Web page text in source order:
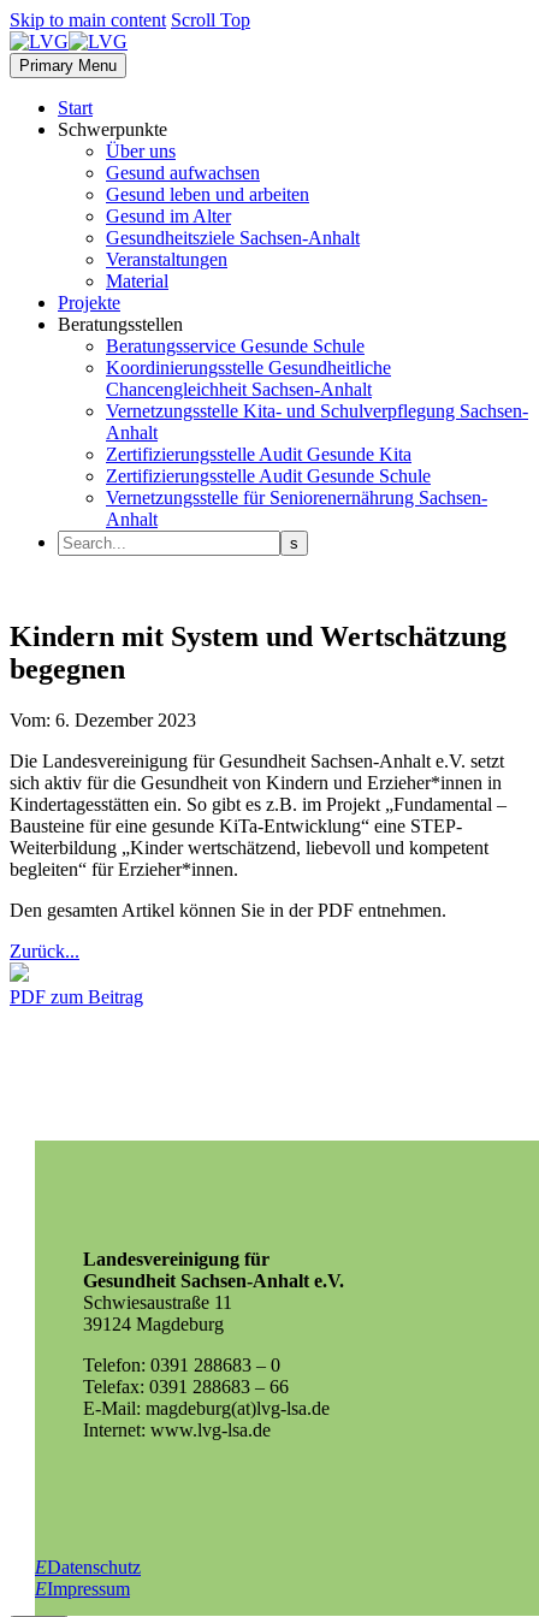
Skip to main content Scroll Top
Primary Menu
Start
Schwerpunkte
Über uns
Gesund aufwachsen
Gesund leben und arbeiten
Gesund im Alter
Gesundheitsziele Sachsen-Anhalt
Veranstaltungen
Material
Projekte
Beratungsstellen
Beratungsservice Gesunde Schule
Koordinierungsstelle Gesundheitliche
Chancengleichheit Sachsen-Anhalt
Vernetzungsstelle Kita- und Schulverpflegung Sachsen-
Anhalt
Zertifizierungsstelle Audit Gesunde Kita
Zertifizierungsstelle Audit Gesunde Schule
Vernetzungsstelle für Seniorenernährung Sachsen-
Anhalt
Kindern mit System und Wertschätzung
begegnen
Vom: 6. Dezember 2023
Die Landesvereinigung für Gesundheit Sachsen-Anhalt e.V. setzt
sich aktiv für die Gesundheit von Kindern und Erzieher*innen in
Kindertagesstätten ein. So gibt es z.B. im Projekt „Fundamental –
Bausteine für eine gesunde KiTa-Entwicklung“ eine STEP-
Weiterbildung „Kinder wertschätzend, liebevoll und kompetent
begleiten“ für Erzieher*innen.
Den gesamten Artikel können Sie in der PDF entnehmen.
Zurück...
PDF zum Beitrag
Landesvereinigung für
Gesundheit Sachsen-Anhalt e.V.
Schwiesaustraße 11
39124 Magdeburg
Telefon: 0391 288683 – 0
Telefax: 0391 288683 – 66
E-Mail: magdeburg(at)lvg-lsa.de
Internet: www.lvg-lsa.de
EDatenschutz
EImpressum